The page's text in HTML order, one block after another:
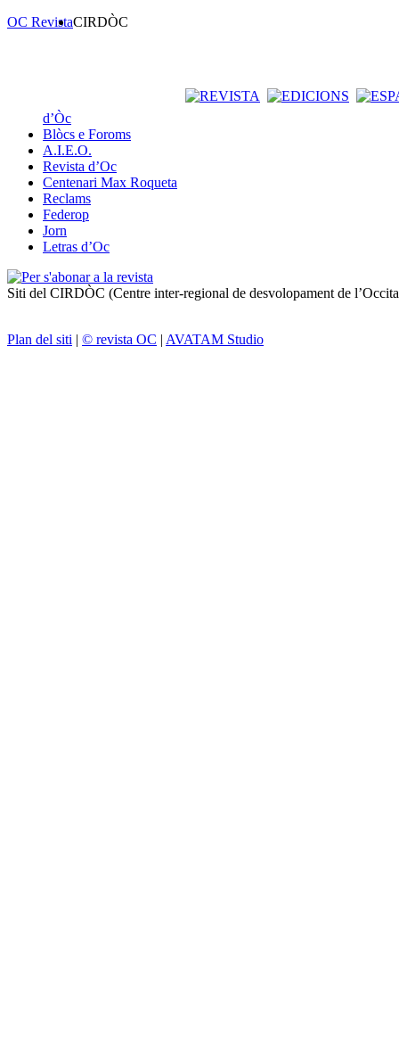
OC RevistaCIRDÒC
d’Òc
Blòcs e Foroms
A.I.E.O.
Revista d’Oc
Centenari Max Roqueta
Reclams
Federop
Jorn
Letras d’Oc
Siti del CIRDÒC (Centre inter-regional de desvolopament de
Plan del siti | © revista OC | AVATAM Studio